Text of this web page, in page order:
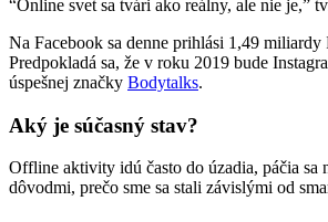
“Online svet sa tvári ako reálny, ale nie je,”
Na Facebook sa denne prihlási 1,49
Predpokladá sa, že v roku 2019 bude
úspešnej značky Bodytalks.
Aký je súčasný stav?
Offline aktivity idú často do úzadia, páčia
dôvodmi, prečo sme sa stali závislými od